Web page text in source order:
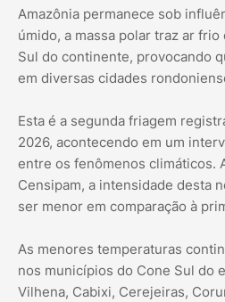
Amazônia permanece sob
úmido, a massa polar traz ar
Sul do continente, provocando
em diversas cidades
Esta é a segunda friagem
2026, acontecendo em um
entre os fenômenos climáticos.
Censipam, a intensidade desta
ser menor em comparação à
As menores temperaturas
nos municípios do Cone Sul do
Vilhena, Cabixi, Cerejeiras,